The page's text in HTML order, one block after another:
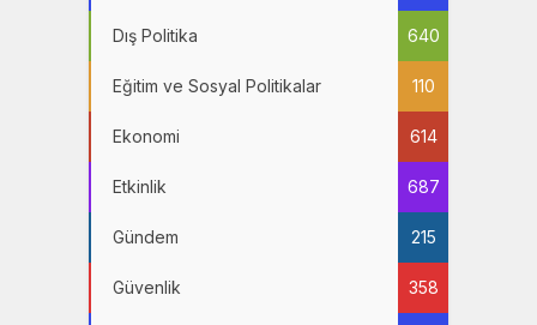
Dış Politika 640
Eğitim ve Sosyal Politikalar 110
Ekonomi 614
Etkinlik 687
Gündem 215
Güvenlik 358